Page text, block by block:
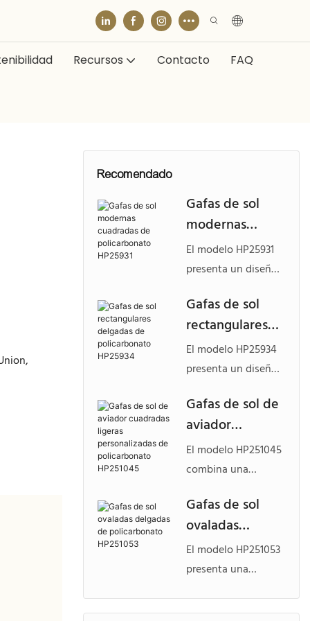
Recursos Contacto FAQ
Recomendado
Gafas de sol
modernas
cuadradas de
policarbonato
El modelo HP25931
presenta un diseño
montura cuadrada,
fabricado en
policarbonato
ligero, ideal para
gafas de
policarbonato
personalizadas con
un atractivo
Gafas de sol
rectangulares
delgadas de
policarbonato
El modelo HP25934
presenta un diseño
y minimalista,
fabricado en
policarbonato
ligero, ideal para
gafas de sol de
policarbonato
personalizadas con
una estética
vanguardia de las
Gafas de sol de
aviador
cuadradas
ligeras
de
policarbonato
HP251045
El modelo HP251045
combina una
cuadrada de aviador
con una
construcción ligera
de policarbonato,
Gafas de sol
ovaladas
delgadas de
policarbonato
El modelo HP251053
presenta una
ovalada con un